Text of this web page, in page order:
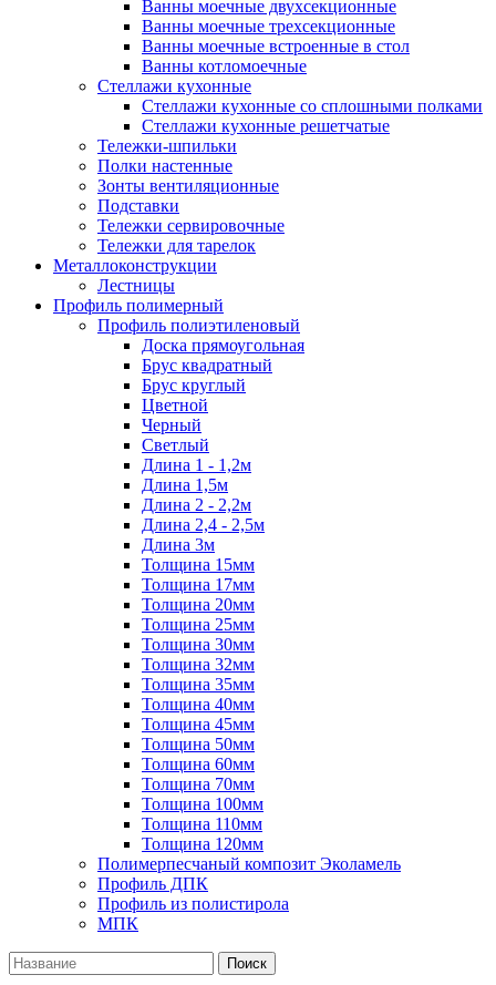
Ванны моечные двухсекционные
Ванны моечные трехсекционные
Ванны моечные встроенные в стол
Ванны котломоечные
Стеллажи кухонные
Стеллажи кухонные со сплошными полками
Стеллажи кухонные решетчатые
Тележки-шпильки
Полки настенные
Зонты вентиляционные
Подставки
Тележки сервировочные
Тележки для тарелок
Металлоконструкции
Лестницы
Профиль полимерный
Профиль полиэтиленовый
Доска прямоугольная
Брус квадратный
Брус круглый
Цветной
Черный
Светлый
Длина 1 - 1,2м
Длина 1,5м
Длина 2 - 2,2м
Длина 2,4 - 2,5м
Длина 3м
Толщина 15мм
Толщина 17мм
Толщина 20мм
Толщина 25мм
Толщина 30мм
Толщина 32мм
Толщина 35мм
Толщина 40мм
Толщина 45мм
Толщина 50мм
Толщина 60мм
Толщина 70мм
Толщина 100мм
Толщина 110мм
Толщина 120мм
Полимерпесчаный композит Эколамель
Профиль ДПК
Профиль из полистирола
МПК
Поиск